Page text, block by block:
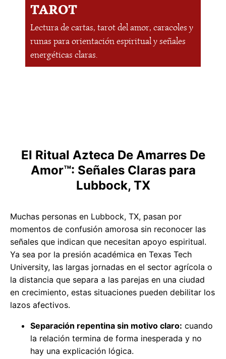
TAROT
Lectura de cartas, tarot del amor, caracoles y
runas para orientación espiritual y señales
energéticas claras.
El Ritual Azteca De Amarres De
Amor™: Señales Claras para
Lubbock, TX
Muchas personas en Lubbock, TX, pasan por
momentos de confusión amorosa sin reconocer las
señales que indican que necesitan apoyo espiritual.
Ya sea por la presión académica en Texas Tech
University, las largas jornadas en el sector agrícola o
la distancia que separa a las parejas en una ciudad
en crecimiento, estas situaciones pueden debilitar los
lazos afectivos.
Separación repentina sin motivo claro: cuando
la relación termina de forma inesperada y no
hay una explicación lógica.